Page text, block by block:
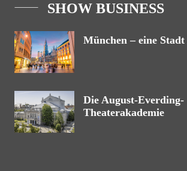
SHOW BUSINESS
München – eine
Die August-Everding-
Theaterakademie